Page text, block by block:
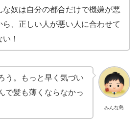
な奴は自分の都合だけで機嫌が悪
ら、正しい人が悪い人に合わせて
！
みんな島
う。もっと早く気づい
で髪も薄くならなかっ